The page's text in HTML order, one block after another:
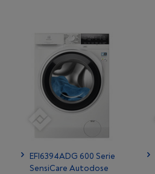
EFI6394ADG 600 Serie
SensiCare Autodose